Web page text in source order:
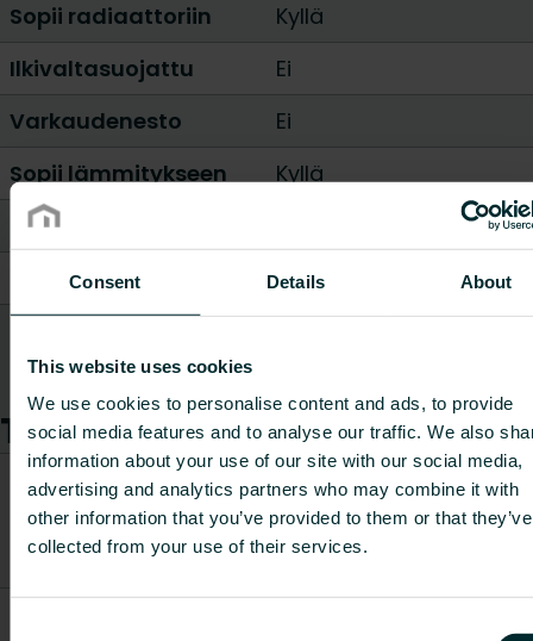
Consent Details About
This website uses cookies
We use cookies to personalise content and ads, to provide
social media features and to analyse our traffic. We also
information about your use of our site with our social media,
advertising and analytics partners who may combine it with
other information that you’ve provided to them or that they’ve
collected from your use of their services.
Sopii radiaattoriin
Kyllä
Ilkivaltasuojattu
Ei
Varkaudenesto
Ei
Sopii lämmitykseen
Kyllä
Säätöelementti
Säätöalue [°C]
0 - 28
Näytä kaikki
Tuotteet
Tuotenumero Tuotekuvaus
Paino
[kg]
CO2/Kg
ekvivalentti